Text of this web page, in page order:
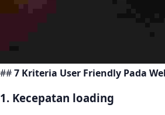
##7 Kriteria User Friendly Pada
1. Kecepatan loading